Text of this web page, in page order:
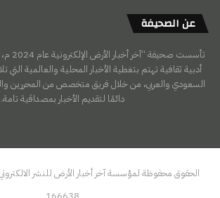
عن الصحيفة
تأسست
أدبية ثقافية تهتم بتغطية الأخبار المحلية والعالمية
السعودي والعربي، من خلال فريق متخصص من المحررين
دائمًا لتقديم الأخبار بمصداقية تامة.
الحقوق محفوظة لمؤسسة آخر أخبار الأرض للنشر